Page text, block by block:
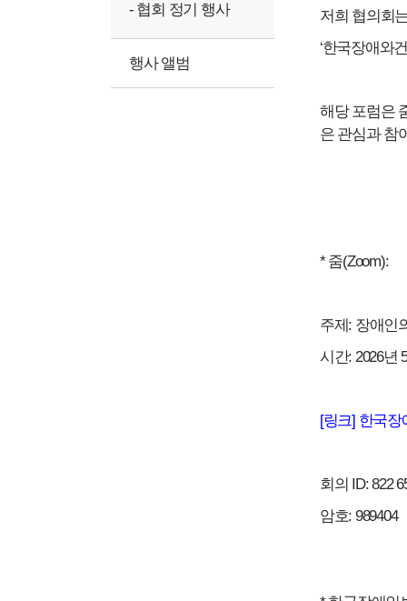
- 협회 정기 행사
행사 앨범
저희 협의회
‘한국장애와
해당 포럼은
은 관심과 참
* 줌(Zoom):
주제: 장애인
시간: 2026년
[링크] 한국
회의 ID: 822
암호: 989404